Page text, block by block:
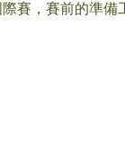
際賽，賽前的準